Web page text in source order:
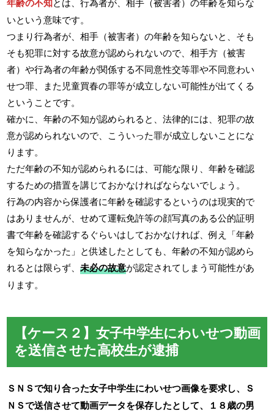
いという意味です。
つまり行為者が、相手（被害者）の年齢を知らないと、そも
そも犯罪に対する故意が認められないので、相手方（被害
者）や行為者の年齢が関係する不同意性交等罪や不同意わい
せつ罪、また児童買春の罪等が成立しない可能性が出てくる
ということです。
確かに、年齢の不知が認められると、法律的には、犯罪の故
意が認められないので、こういった罪が成立しないことにな
ります。
ただ年齢の不知が認められるには、可能な限り、年齢を確認
するための措置を講じておかなければならないでしょう。
行為の内容から保護者に年齢を確認するというのは現実的で
はありませんが、せめて運転免許等の顔写真のある公的証明
書で年齢を確認するぐらいはしておかなければ、例え「年齢
を知らなかった」と供述したとしても、年齢の不知が認めら
れるとは限らず、未必の故意が認定されてしまう可能性があ
ります。
【ケース２】女子中学生にわいせつ動画
を送信させた高校生が逮捕
ＳＮＳで知り合った女子中学生にわいせつ画像を要求し、Ｓ
ＮＳで送信させて動画データを保存したとして、１８歳の男